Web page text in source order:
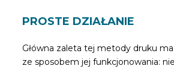
PROSTE DZIAŁANIE
Główna zaleta tej metody druku
ze sposobem jej funkcjonowania: